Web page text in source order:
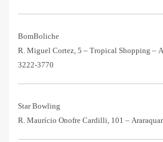
BomBoliche
R. Miguel Cortez, 5 – Tropical Shopping –
3222-3770
Star Bowling
R. Maurício Onofre Cardilli, 101 –